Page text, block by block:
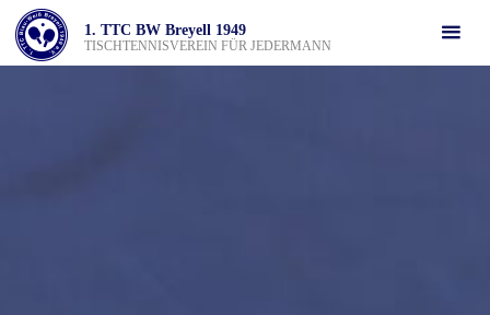
Zum
Inhalt
springen
1. TTC BW Breyell 1949
TISCHTENNISVEREIN FÜR JEDERMANN